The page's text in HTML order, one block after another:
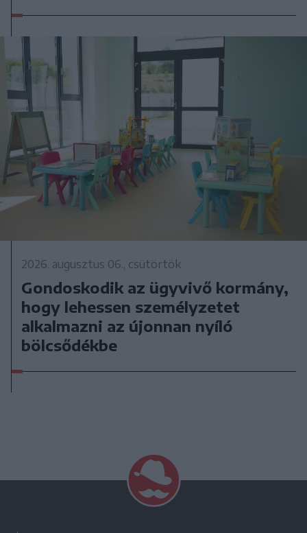
2026. augusztus 06., csütörtök
Gondoskodik az ügyvivő kormány,
hogy lehessen személyzetet
alkalmazni az újonnan nyíló
bölcsődékbe